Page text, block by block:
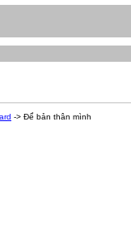
-> Để bản thân mình